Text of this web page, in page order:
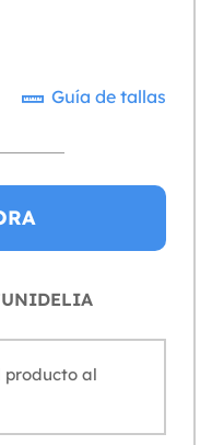
Guía de tallas
al